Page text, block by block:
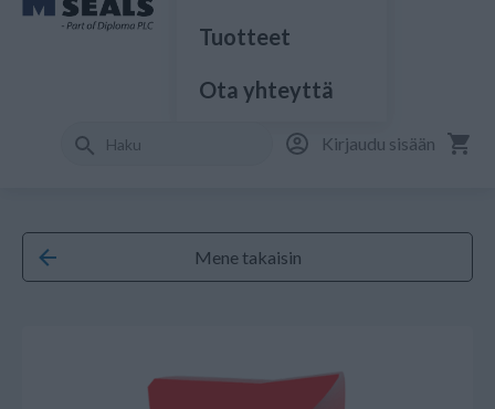
Tuotteet
Ota yhteyttä
Kirjaudu sisään
Mene takaisin